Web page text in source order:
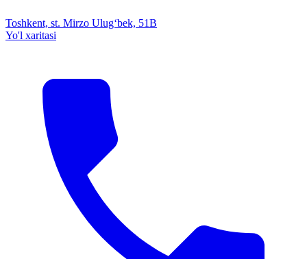
Toshkent, st. Mirzo Ulug‘bek, 51B
Yo'l xaritasi